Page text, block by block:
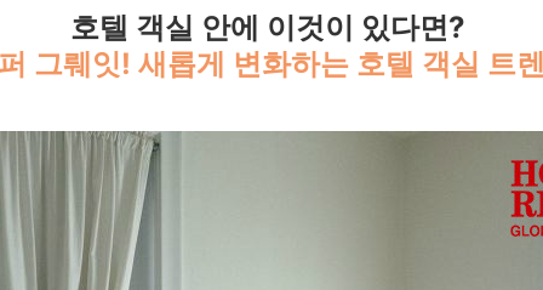
호텔 객실 안에 이것이 있다면?
그뤠잇! 새롭게 변화하는 호텔 객실 트